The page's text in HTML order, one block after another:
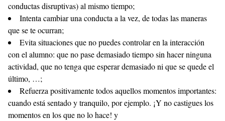
conductas disruptivas) al mismo tiempo;
Intenta cambiar una conducta a la vez, de todas las maneras
que se te ocurran;
Evita situaciones que no puedes controlar en la interacción
con el alumno: que no pase demasiado tiempo sin hacer ninguna
actividad, que no tenga que esperar demasiado ni que se quede el
último, …;
Refuerza positivamente todos aquellos momentos importantes:
cuando está sentado y tranquilo, por ejemplo. ¡Y no castigues los
momentos en los que no lo hace! y